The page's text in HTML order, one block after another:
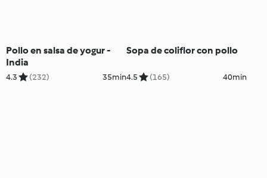
Pollo en salsa de yogur -
India
4.3 (232) 35min
Sopa de coliflor con pollo
4.5 (165) 40min